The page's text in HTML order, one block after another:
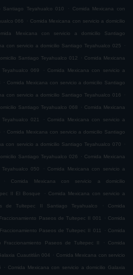
Santiago Teyahualco 010 . Comida Mexicana con
066 . Comida Mexicana con servicio a domicilio
Mexicana con servicio a domicilio Santiago
con servicio a domicilio Santiago Teyahualco 025 .
Santiago Teyahualco 012 . Comida Mexicana
069 . Comida Mexicana con servicio a
. Comida Mexicana con servicio a domicilio Santiago
con servicio a domicilio Santiago Teyahualco 016 .
Santiago Teyahualco 068 . Comida Mexicana
021 . Comida Mexicana con servicio a
. Comida Mexicana con servicio a domicilio Santiago
con servicio a domicilio Santiago Teyahualco 070 .
Santiago Teyahualco 026 . Comida Mexicana
050 . Comida Mexicana con servicio a
. Comida Mexicana con servicio a domicilio
II El Bosque . Comida Mexicana con servicio a
de Tultepec II Santiago Teyahualco . Comida
Paseos de Tultepec II 001 . Comida
Paseos de Tultepec II 011 . Comida
Fraccionamiento Paseos de Tultepec II . Comida
Cuautitlán 004 . Comida Mexicana con servicio
. Comida Mexicana con servicio a domicilio Galaxia